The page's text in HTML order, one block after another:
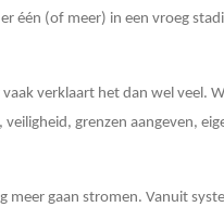
één (of meer) in een vroeg
verklaart het dan wel veel.
grenzen aangeven,
meer gaan stromen. Vanuit